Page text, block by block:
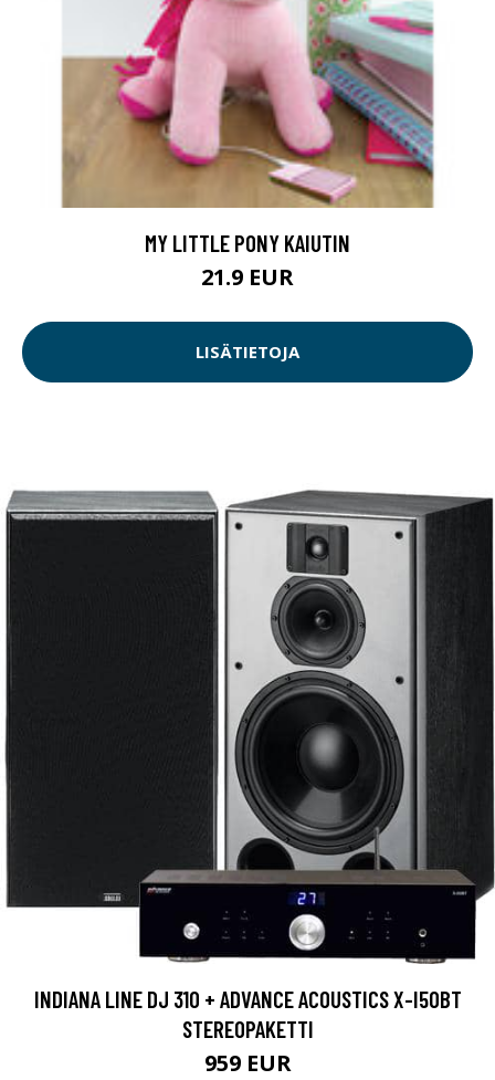
MY LITTLE PONY KAIUTIN
21.9 EUR
LISÄTIETOJA
INDIANA LINE DJ 310 + ADVANCE ACOUSTICS X-I50BT
STEREOPAKETTI
959 EUR